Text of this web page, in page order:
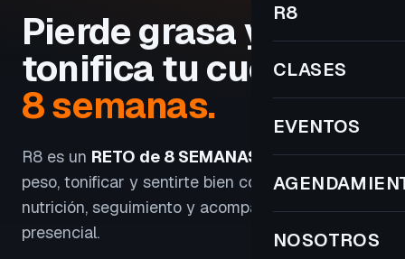
R8
CLASES
EVENTOS
NOSOTROS
Pierde grasa y
tonifica tu cuerpoen
8 semanas.
R8 es un RETO de 8 SEMANAS
para perder
peso, tonificar y sentirte bien con entrenamiento,
nutrición, seguimiento y acompañamiento
presencial.